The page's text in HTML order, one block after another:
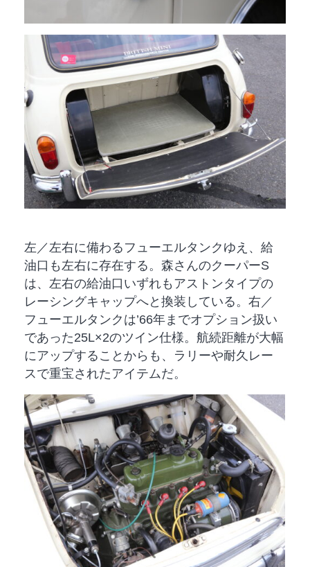
左／左右に備わるフューエルタンクゆえ、給
油口も左右に存在する。森さんのクーパーS
は、左右の給油口いずれもアストンタイプの
レーシングキャップへと換装している。右／
フューエルタンクは’66年までオプション扱い
であった25L×2のツイン仕様。航続距離が大幅
にアップすることからも、ラリーや耐久レー
スで重宝されたアイテムだ。